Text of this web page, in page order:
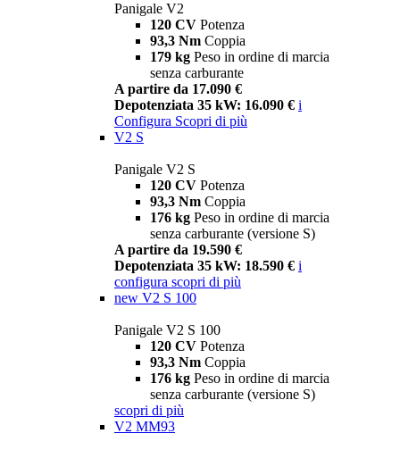
Panigale V2
120 CV Potenza
93,3 Nm Coppia
179 kg Peso in ordine di marcia
senza carburante
A partire da 17.090 €
Depotenziata 35 kW: 16.090 € i
Configura Scopri di più
V2 S
Panigale V2 S
120 CV Potenza
93,3 Nm Coppia
176 kg Peso in ordine di marcia
senza carburante (versione S)
A partire da 19.590 €
Depotenziata 35 kW: 18.590 € i
configura scopri di più
new V2 S 100
Panigale V2 S 100
120 CV Potenza
93,3 Nm Coppia
176 kg Peso in ordine di marcia
senza carburante (versione S)
scopri di più
V2 MM93